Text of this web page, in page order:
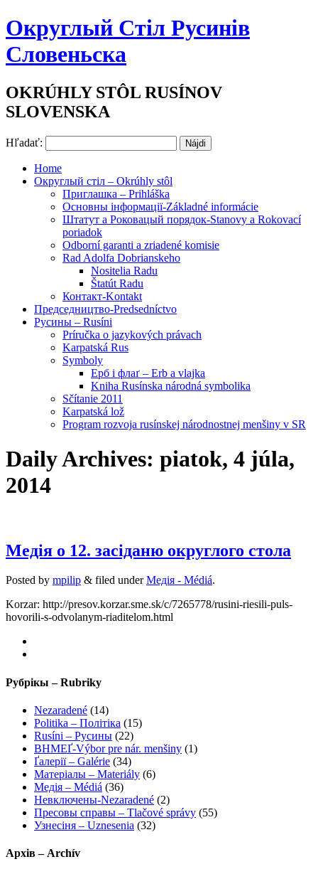
Округлый Стіл Русинів
Словеньска
OKRÚHLY STÔL RUSÍNOV
SLOVENSKA
Hľadať:
Home
Округлый стіл – Okrúhly stôl
Приглашка – Prihláška
Основны інформації-Základné informácie
Штатут a Роковацый порядок-Stanovy a Rokovací
poriadok
Odborní garanti a zriadené komisie
Rad Adolfa Dobrianskeho
Nositelia Radu
Štatút Radu
Контакт-Kontakt
Председництво-Predsedníctvo
Русины – Rusíni
Príručka o jazykových právach
Karpatská Rus
Symboly
Ерб і флаґ – Erb a vlajka
Kniha Rusínska národná symbolika
Sčítanie 2011
Karpatská lož
Program rozvoja rusínskej národnostnej menšiny v SR
Daily Archives: piatok, 4 júla,
2014
Медія о 12. засіданю округлого стола
Posted by mpilip & filed underМедія - Médiá.
Korzar: http://presov.korzar.sme.sk/c/7265778/rusini-riesili-puls-
hovorili-s-odvolanym-riaditelom.html
Рубрікы – Rubriky
Nezaradené (14)
Politika – Політіка (15)
Rusíni – Русины (22)
ВНМЕҐ-Výbor pre nár. menšiny (1)
Ґалерії – Galérie (34)
Матеріалы – Materiály (6)
Медія – Médiá (36)
Невключены-Nezaradené (2)
Пресовы справы – Tlačové správy (55)
Узнесіня – Uznesenia (32)
Архів – Archív